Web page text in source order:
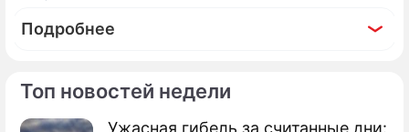
Топ новостей недели
Ужасная гибель за считанные дни:
Подробнее